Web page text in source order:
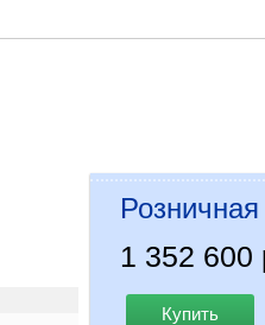
1 352 600
Купить